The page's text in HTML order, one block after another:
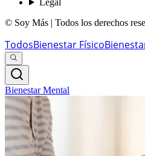
Legal
© Soy Más | Todos los derechos
TodosBienestar Físico
Bienestar Mental